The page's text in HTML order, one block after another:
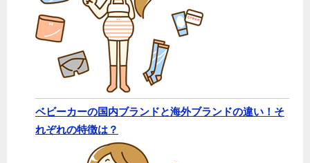
ベビーカーの国内ブランドと海外ブランドの違い！そ
れぞれの特徴は？